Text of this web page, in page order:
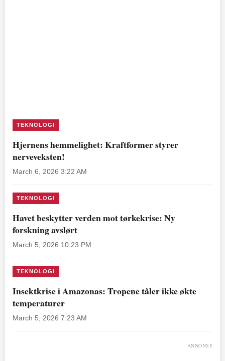
TEKNOLOGI
Hjernens hemmelighet: Kraftformer styrer
nerveveksten!
March 6, 2026 3:22 AM
TEKNOLOGI
Havet beskytter verden mot tørkekrise: Ny
forskning avslørt
March 5, 2026 10:23 PM
TEKNOLOGI
Insektkrise i Amazonas: Tropene tåler ikke økte
temperaturer
March 5, 2026 7:23 AM
ANNONSE